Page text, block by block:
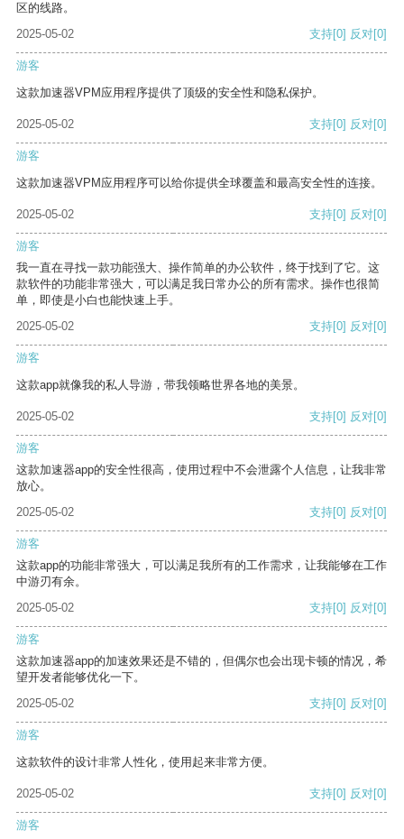
区的线路。
2025-05-02
支持[0] 反对[0]
游客
这款加速器VPM应用程序提供了顶级的安全性和隐私保护。
2025-05-02 支持[0] 反对[0]
游客
这款加速器VPM应用程序可以给你提供全球覆盖和最高安全性的连接。
2025-05-02 支持[0] 反对[0]
游客
我一直在寻找一款功能强大、操作简单的办公软件，终于找到了它。这
款软件的功能非常强大，可以满足我日常办公的所有需求。操作也很简
单，即使是小白也能快速上手。
2025-05-02
支持[0] 反对[0]
游客
这款app就像我的私人导游，带我领略世界各地的美景。
2025-05-02 支持[0] 反对[0]
游客
这款加速器app的安全性很高，使用过程中不会泄露个人信息，让我非常
放心。
2025-05-02
支持[0] 反对[0]
游客
这款app的功能非常强大，可以满足我所有的工作需求，让我能够在工作
中游刃有余。
2025-05-02
支持[0] 反对[0]
游客
这款加速器app的加速效果还是不错的，但偶尔也会出现卡顿的情况，希
望开发者能够优化一下。
2025-05-02
支持[0] 反对[0]
游客
这款软件的设计非常人性化，使用起来非常方便。
2025-05-02 支持[0] 反对[0]
游客